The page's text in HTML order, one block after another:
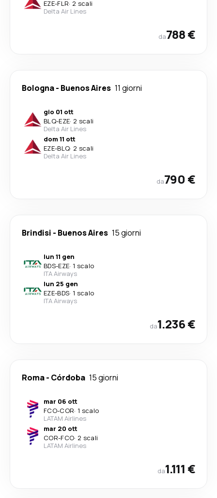
EZE-FLR· 2 scali
Delta Air Lines
da788 €
Bologna- Buenos Aires 11 giorni
gio 01 ott
BLQ-EZE· 2 scali
Delta Air Lines
dom 11 ott
EZE-BLQ· 2 scali
Delta Air Lines
da790 €
Brindisi - Buenos Aires 15 giorni
lun 11 gen
BDS-EZE· 1 scalo
ITA Airways
lun 25 gen
EZE-BDS· 1 scalo
ITA Airways
da1.236 €
Roma- Córdoba 15 giorni
mar 06 ott
FCO-COR· 1 scalo
LATAM Airlines
mar 20 ott
COR-FCO· 2 scali
LATAM Airlines
da1.111 €